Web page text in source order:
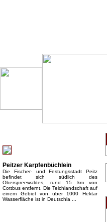
Peitzer Karpfenbüchlein
Die Fischer- und Festungsstadt Peitz
befindet sich südlich des
Oberspreewaldes, rund 15 km von
Cottbus entfernt. Die Teichlandschaft auf
einem Gebiet von über 1000 Hektar
Wasserfläche ist in Deutschla ...